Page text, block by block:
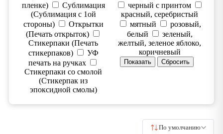
черный с принтом
красный, серебристый
мятный
розовый,
белый
зеленый,
желтый, зеленое яблоко,
коричневый
пленке)
Сублимация
(Сублимация с 1ой
стороны)
Открытки
(Печать открыток)
Стикерпаки (Печать
стикерпаков)
УФ
печать на ручках
Стикерпаки со смолой
(Стикерпак из
эпоксидной смолы)
По умолчанию